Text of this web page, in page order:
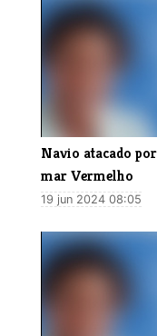
Navio atacado
mar Vermelho
19 jun 2024 08:05